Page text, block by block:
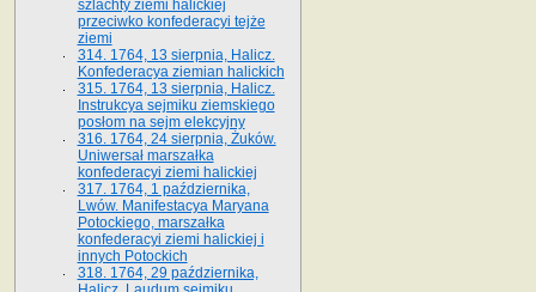
szlachty ziemi halickiej
przeciwko konfederacyi tejże
ziemi
314. 1764, 13 sierpnia, Halicz.
Konfederacya ziemian halickich
315. 1764, 13 sierpnia, Halicz.
Instrukcya sejmiku ziemskiego
posłom na sejm elekcyjny
316. 1764, 24 sierpnia, Żuków.
Uniwersał marszałka
konfederacyi ziemi halickiej
317. 1764, 1 października,
Lwów. Manifestacya Maryana
Potockiego, marszałka
konfederacyi ziemi halickiej i
innych Potockich
318. 1764, 29 października,